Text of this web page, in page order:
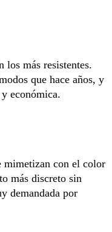
los más resistentes.
que hace años, y
económica.
mimetizan con el color
más discreto sin
demandada por